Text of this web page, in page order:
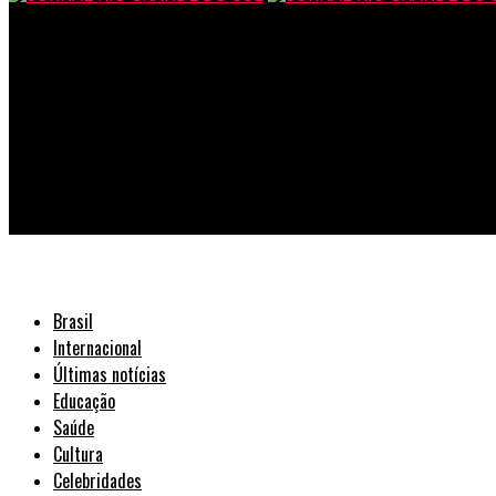
Brasil
Internacional
Últimas notícias
Educação
Saúde
Cultura
Celebridades